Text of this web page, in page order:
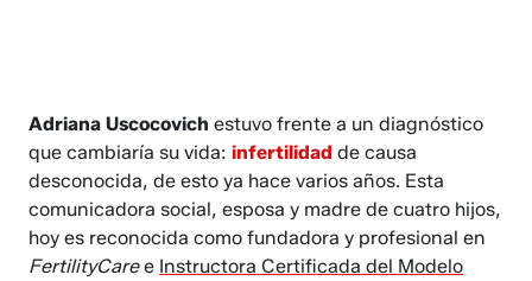
Adriana Uscocovich estuvo frente a un diagnóstico
que cambiaría su vida:infertilidad de causa
desconocida, de esto ya hace varios años. Esta
comunicadora social, esposa y madre de cuatro hijos,
hoy es reconocida como fundadora y profesional en
FertilityCaree Instructora Certificada del Modelo